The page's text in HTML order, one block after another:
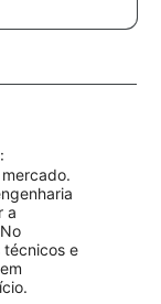
a
técnicos e